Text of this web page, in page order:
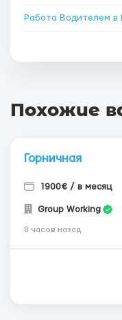
Работа Водителем в
Похожие
Горничная
1900€ / в месяц
Group Working
8 часов назад